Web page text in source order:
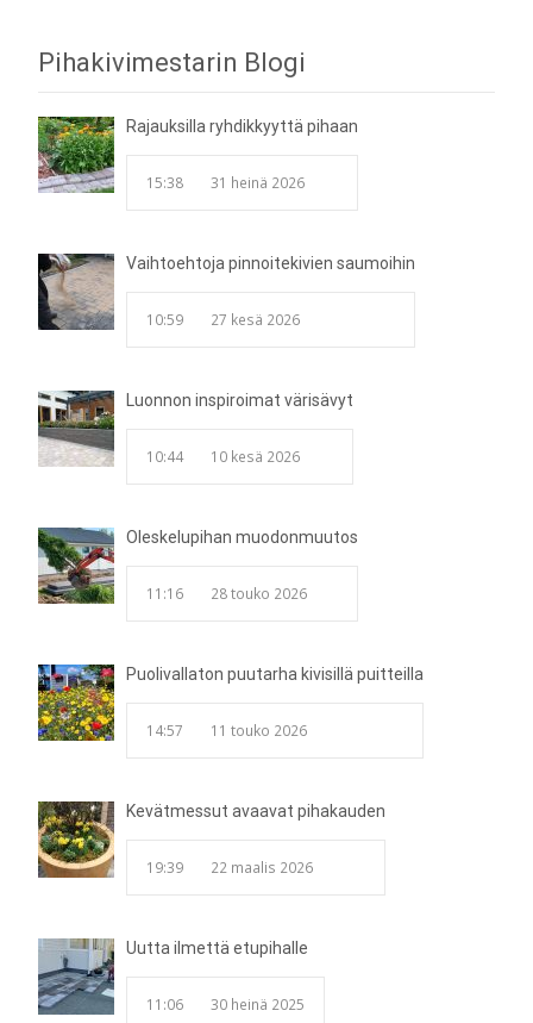
navigation
Pihakivimestarin Blogi
Rajauksilla ryhdikkyyttä pihaan
15:38 31 heinä 2026
Vaihtoehtoja pinnoitekivien saumoihin
10:59 27 kesä 2026
Luonnon inspiroimat värisävyt
10:44 10 kesä 2026
Oleskelupihan muodonmuutos
11:16 28 touko 2026
Puolivallaton puutarha kivisillä puitteilla
14:57 11 touko 2026
Kevätmessut avaavat pihakauden
19:39 22 maalis 2026
Uutta ilmettä etupihalle
11:06 30 heinä 2025